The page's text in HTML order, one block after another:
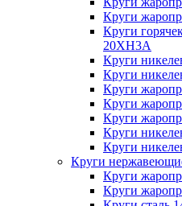
Круги
Круги
20ХН3А
Круги
Круги
Круги
Круги
Круги
Круги
Круги
Круги
Круги
Круги